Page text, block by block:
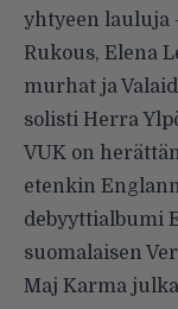
yhtyeen lauluja
Rukous, Elena
murhat ja
solisti Herra
VUK on
etenkin
debyyttialbumi
suomalaisen
Maj Karma